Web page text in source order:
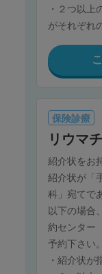
・２つ以上
がそれぞれ
保険診療
リウマ
紹介状をお
紹介状が「
科」宛てで
以下の場合
約センター
予約下さい。
・紹介状が